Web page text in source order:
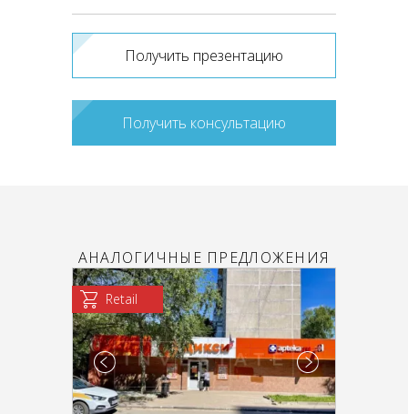
Получить презентацию
Получить консультацию
АНАЛОГИЧНЫЕ ПРЕДЛОЖЕНИЯ
Retail